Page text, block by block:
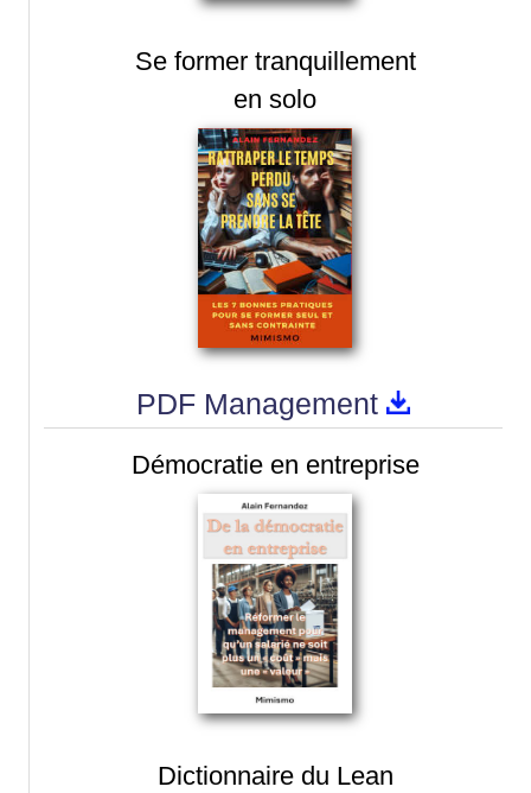
Se former tranquillement
en solo
PDF Management
Démocratie en entreprise
Dictionnaire du Lean